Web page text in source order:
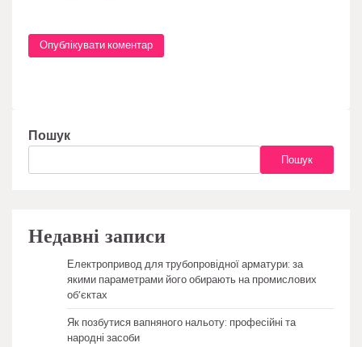
Пошук
Пошук
Недавні записи
Електропривод для трубопровідної арматури: за
якими параметрами його обирають на промислових
об’єктах
Як позбутися вапняного нальоту: професійні та
народні засоби